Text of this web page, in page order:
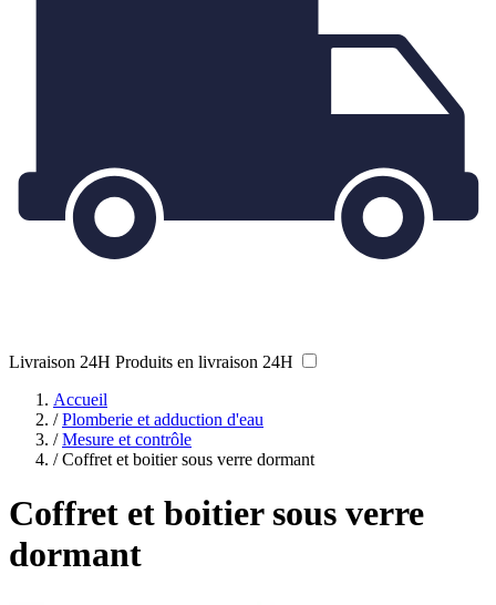
Livraison 24H Produits en livraison 24H
Accueil
/ Plomberie et adduction d'eau
/ Mesure et contrôle
/ Coffret et boitier sous verre dormant
Coffret et boitier sous verre
dormant